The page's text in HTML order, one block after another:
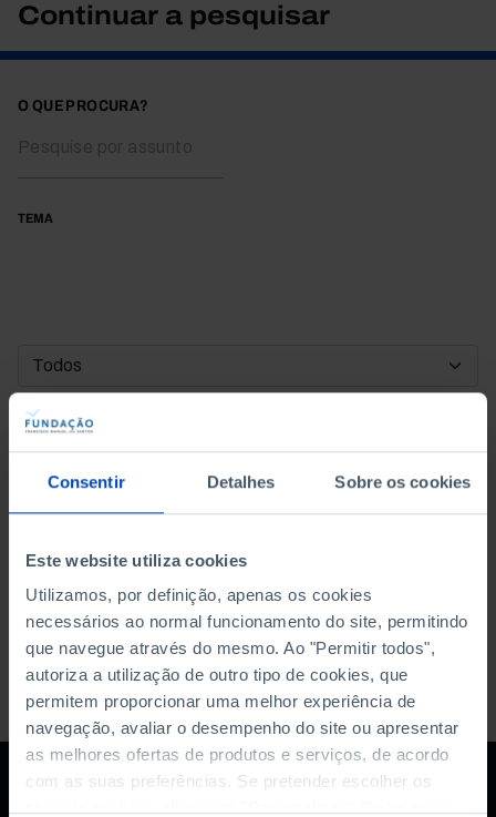
Consentir Detalhes Sobre os cookies
Este website utiliza cookies
Utilizamos, por definição, apenas os cookies
necessários ao normal funcionamento do site, permitindo
que navegue através do mesmo. Ao "Permitir todos",
autoriza a utilização de outro tipo de cookies, que
permitem proporcionar uma melhor experiência de
navegação, avaliar o desempenho do site ou apresentar
as melhores ofertas de produtos e serviços, de acordo
com as suas preferências. Se pretender escolher os
Continuar a pesquisar
O QUE PROCURA?
TEMA
DATA DE INÍCIO
DATA DE FIM